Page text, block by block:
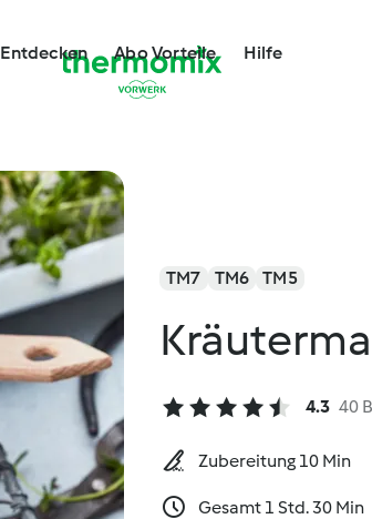
Entdecken Abo Vorteile Hilfe
TM7 TM6 TM5
4.3 40
Zubereitung 10 Min
Gesamt 1 Std. 30 Min